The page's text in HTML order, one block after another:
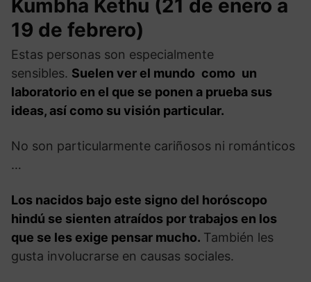
Kumbha Kethu (21 de enero a
19 de febrero)
Estas personas son especialmente
sensibles. Suelen ver el mundo como un
laboratorio en el que se ponen a prueba sus
ideas, así como su visión particular.
No son particularmente cariñosos ni románticos
…
Los nacidos bajo este signo del horóscopo
hindú se sienten atraídos por trabajos en los
que se les exige pensar mucho. También les
gusta involucrarse en causas sociales.